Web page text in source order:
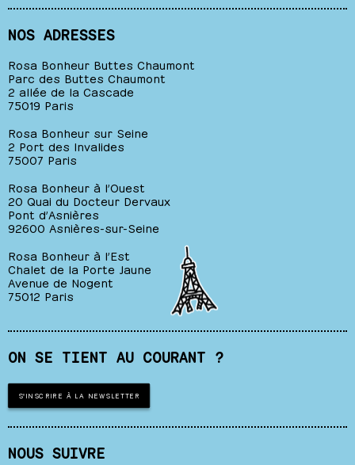
NOS ADRESSES
Rosa Bonheur Buttes Chaumont
Parc des Buttes Chaumont
2 allée de la Cascade
75019 Paris
Rosa Bonheur sur Seine
2 Port des Invalides
75007 Paris
Rosa Bonheur à l’Ouest
20 Quai du Docteur Dervaux
Pont d’Asnières
92600 Asnières-sur-Seine
Rosa Bonheur à l’Est
Chalet de la Porte Jaune
Avenue de Nogent
75012 Paris
ON SE TIENT AU COURANT ?
S'INSCRIRE À LA NEWSLETTER
NOUS SUIVRE